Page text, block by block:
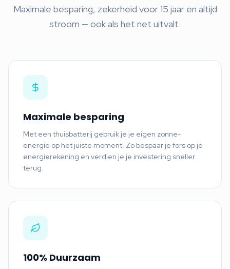
Maximale besparing, zekerheid voor 15 jaar en altijd
stroom — ook als het net uitvalt.
Maximale besparing
Met een thuisbatterij gebruik je je eigen zonne-
energie op het juiste moment. Zo bespaar je fors op je
energierekening en verdien je je investering sneller
terug.
100% Duurzaam